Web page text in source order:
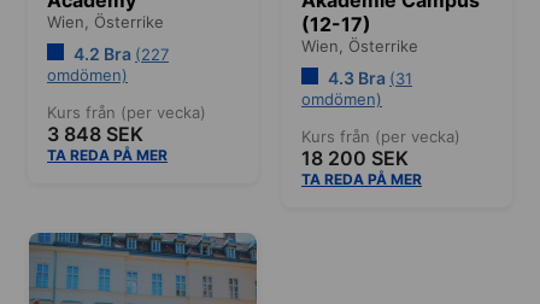
Wien, Österrike
4.2 Bra (227
omdömen)
Kurs från (per vecka)
3 848 SEK
TA REDA PÅ MER
(12-17)
Wien, Österrike
4.3 Bra (31
omdömen)
Kurs från (per vecka)
18 200 SEK
TA REDA PÅ MER